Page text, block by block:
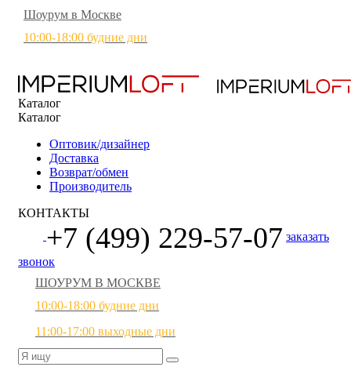
Шоурум в Москве
10:00-18:00 будние дни
Каталог
Каталог
Оптовик/дизайнер
Доставка
Возврат/обмен
Производитель
КОНТАКТЫ
+7 (499) 229-57-07 заказать
звонок
ШОУРУМ В МОСКВЕ
10:00-18:00 будние дни
11:00-17:00 выходные дни